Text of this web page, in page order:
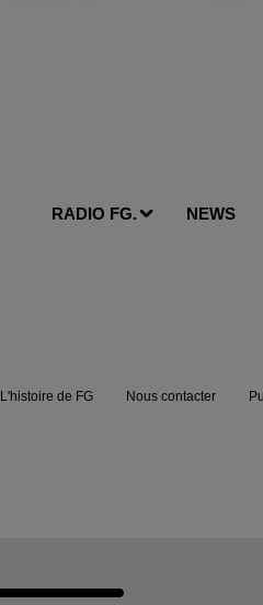
RADIO FG. NEWS
L'histoire de FG Nous contacter